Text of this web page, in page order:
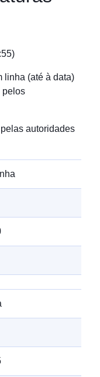
)
linha (até à data)
pelos
autoridades